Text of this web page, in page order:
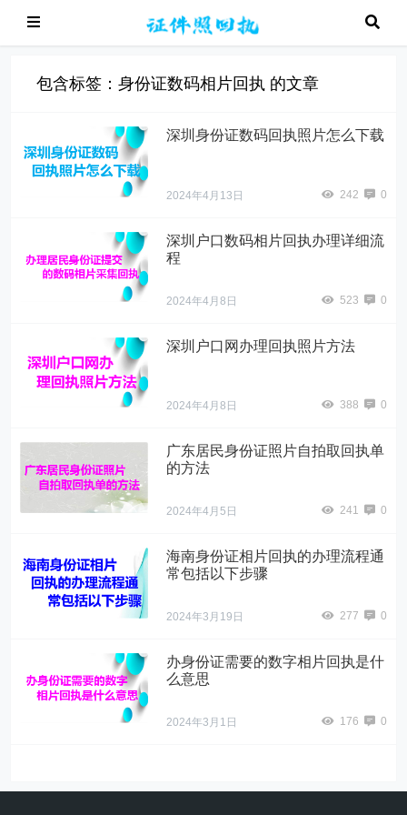
包含标签：身份证数码相片回执 的文章
深圳身份证数码回执照片怎么下载
2024年4月13日 242 0
深圳户口数码相片回执办理详细流
程
2024年4月8日 523 0
深圳户口网办理回执照片方法
2024年4月8日 388 0
广东居民身份证照片自拍取回执单
的方法
2024年4月5日 241 0
海南身份证相片回执的办理流程通
常包括以下步骤
2024年3月19日 277 0
办身份证需要的数字相片回执是什
么意思
2024年3月1日 176 0